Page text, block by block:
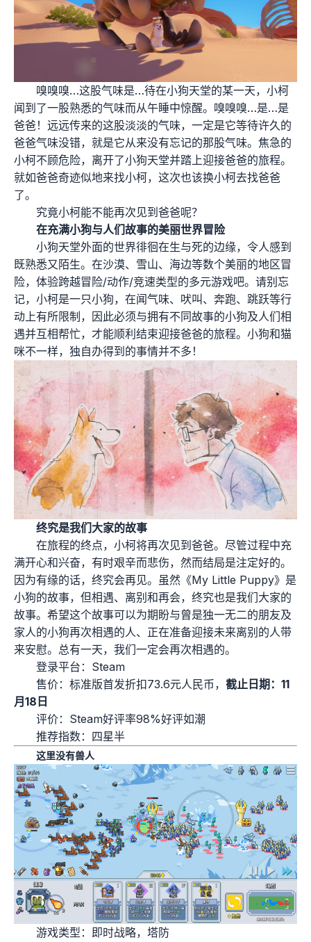
嗅嗅嗅…这股气味是…待在小狗天堂的某一天，小柯
闻到了一股熟悉的气味而从午睡中惊醒。嗅嗅嗅…是…是
爸爸！远远传来的这股淡淡的气味，一定是它等待许久的
爸爸气味没错，就是它从来没有忘记的那股气味。焦急的
小柯不顾危险，离开了小狗天堂并踏上迎接爸爸的旅程。
就如爸爸奇迹似地来找小柯，这次也该换小柯去找爸爸
了。
究竟小柯能不能再次见到爸爸呢？
在充满小狗与人们故事的美丽世界冒险
小狗天堂外面的世界徘徊在生与死的边缘，令人感到
既熟悉又陌生。在沙漠、雪山、海边等数个美丽的地区冒
险，体验跨越冒险/动作/竞速类型的多元游戏吧。请别忘
记，小柯是一只小狗，在闻气味、吠叫、奔跑、跳跃等行
动上有所限制，因此必须与拥有不同故事的小狗及人们相
遇并互相帮忙，才能顺利结束迎接爸爸的旅程。小狗和猫
咪不一样，独自办得到的事情并不多！
终究是我们大家的故事
在旅程的终点，小柯将再次见到爸爸。尽管过程中充
满开心和兴奋，有时艰辛而悲伤，然而结局是注定好的。
因为有缘的话，终究会再见。虽然《My Little Puppy》是
小狗的故事，但相遇、离别和再会，终究也是我们大家的
故事。希望这个故事可以为期盼与曾是独一无二的朋友及
家人的小狗再次相遇的人、正在准备迎接未来离别的人带
来安慰。总有一天，我们一定会再次相遇的。
登录平台：Steam
售价：标准版首发折扣73.6元人民币， 截止日期：11
月18日
评价：Steam好评率98%好评如潮
推荐指数：四星半
这里没有兽人
游戏类型：即时战略，塔防